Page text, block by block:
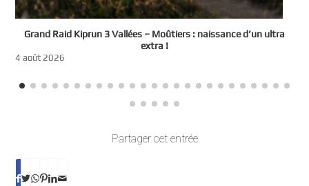
Grand Raid Kiprun 3 Vallées – Moûtiers : naissance d’un ultra
extra !
4 août 2026
Partager cet entrée